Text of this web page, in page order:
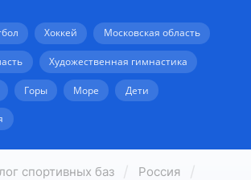
Хоккей Московская область
Художественная гимнастика
Горы Море Дети
спортивных баз
Россия